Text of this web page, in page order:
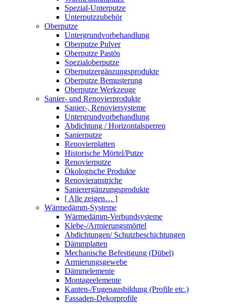
Spezial-Unterputze
Unterputzzubehör
Oberputze
Untergrundvorbehandlung
Oberputze Pulver
Oberputze Pastös
Spezialoberputze
Oberputzergänzungsprodukte
Oberputze Bemusterung
Oberputze Werkzeuge
Sanier- und Renovierprodukte
Sanier-, Renoviersysteme
Untergrundvorbehandlung
Abdichtung / Horizontalsperren
Sanierputze
Renovierplatten
Historische Mörtel/Putze
Renovierputze
Ökologische Produkte
Renovieranstriche
Sanierergänzungsprodukte
[ Alle zeigen… ]
Wärmedämm-Systeme
Wärmedämm-Verbundsysteme
Klebe-/Armierungsmörtel
Abdichtungen/ Schutzbeschichtungen
Dämmplatten
Mechanische Befestigung (Dübel)
Armierungsgewebe
Dämmelemente
Montageelemente
Kanten-/Fugenausbildung (Profile etc.)
Fassaden-Dekorprofile